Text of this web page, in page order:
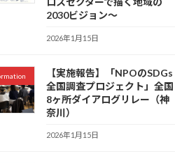
2030ビジョン〜
2026年1月15日
【実施報告】「NPOのSDGs
全国調査プロジェクト」全国
8ヶ所ダイアログリレー（神
奈川）
2026年1月15日